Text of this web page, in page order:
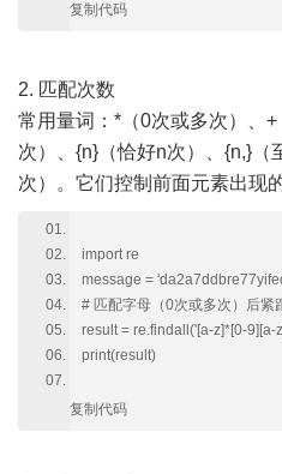
复制代码
2. 匹配次数
常用量词：*（0次或多次）、
次）、{n}（恰好n次）、{n,}（
次）。它们控制前面元素出现
import re
message =
# 匹配字母（0次或多次）后紧
result = re.findall('[a-z]*[0-9][a-
print(result)
复制代码